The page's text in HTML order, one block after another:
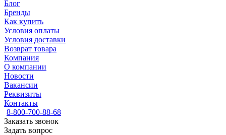
Блог
Бренды
Как купить
Условия оплаты
Условия доставки
Возврат товара
Компания
О компании
Новости
Вакансии
Реквизиты
Контакты
8-800-700-88-68
Заказать звонок
Задать вопрос